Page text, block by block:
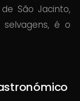
São Jacinto,
é o